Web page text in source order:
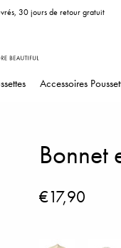
30 jours de retour gratuit
Accessoires
Bonnet
€17,90